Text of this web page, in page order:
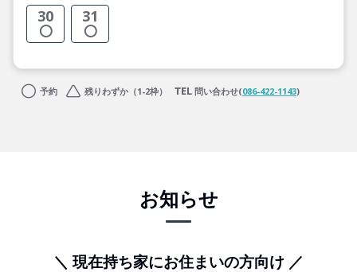
30 31
予約 残りわずか（1-2枠） 問い合わせ(086-422-1143)
お知らせ
＼ 現在持ち家にお住まいの方向け ／